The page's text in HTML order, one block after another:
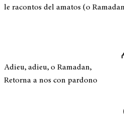
le racontos del amatos (o
Adieu, adieu, o Ramadan,
Retorna a nos con pardono